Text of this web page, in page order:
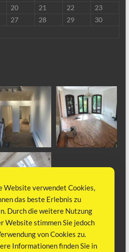
20 21 22
23
27 28 29
30
Website verwendet Cookies,
das beste Erlebnis zu
Durch die weitere Nutzung
Website stimmen Sie jedoch
von Cookies zu.
Informationen finden Sie in